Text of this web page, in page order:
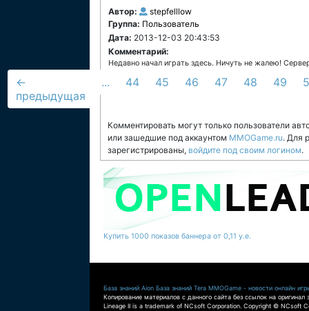
Автор:
stepfelllow
Группа: Пользователь
Дата: 2013-12-03 20:43:53
Комментарий:
Недавно начал играть здесь. Ничуть не жалею!
←
предыдущая
... 44 45 46 47 48 49
Комментировать могут только пользователи
или зашедшие под аккаунтом MMOGame.ru. Для
зарегистрированы, войдите под своим логином.
Купить 1000 показов баннера от 0,11 у.е.
База знаний Aion База знаний Tera MMOGame - новости онлайн
Копирование материалов с данного сайта без ссылок на оригинал
Lineage II is a trademark of NCsoft Corporation. Copyright © NCsoft